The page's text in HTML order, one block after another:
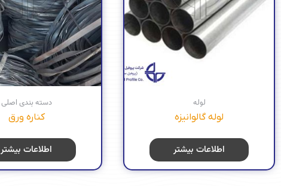
لوله
لوله گالوانيزه
اطلاعات بیشتر
دسته بندی اصلی
کناره ورق
اطلاعات بیشتر